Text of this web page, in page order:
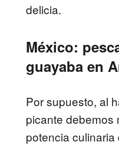
delicia.
México:
guayaba en
Por supuesto, al
picante debemos
potencia